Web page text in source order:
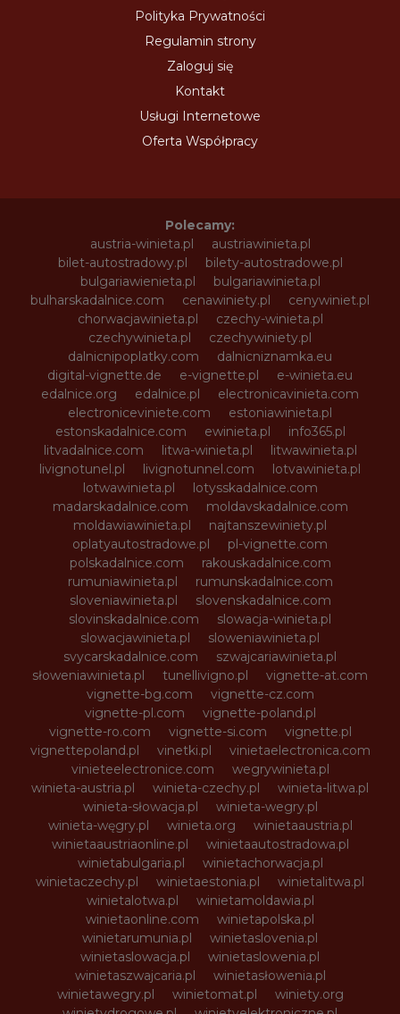
Polityka Prywatności
Regulamin strony
Zaloguj się
Kontakt
Usługi Internetowe
Oferta Współpracy
Polecamy:
austria-winieta.pl
austriawinieta.pl
bilet-autostradowy.pl
bilety-autostradowe.pl
bulgariawienieta.pl
bulgariawinieta.pl
bulharskadalnice.com
cenawiniety.pl
cenywiniet.pl
chorwacjawinieta.pl
czechy-winieta.pl
czechywinieta.pl
czechywiniety.pl
dalnicnipoplatky.com
dalnicniznamka.eu
digital-vignette.de
e-vignette.pl
e-winieta.eu
edalnice.org
edalnice.pl
electronicavinieta.com
electroniceviniete.com
estoniawinieta.pl
estonskadalnice.com
ewinieta.pl
info365.pl
litvadalnice.com
litwa-winieta.pl
litwawinieta.pl
livignotunel.pl
livignotunnel.com
lotvawinieta.pl
lotwawinieta.pl
lotysskadalnice.com
madarskadalnice.com
moldavskadalnice.com
moldawiawinieta.pl
najtanszewiniety.pl
oplatyautostradowe.pl
pl-vignette.com
polskadalnice.com
rakouskadalnice.com
rumuniawinieta.pl
rumunskadalnice.com
sloveniawinieta.pl
slovenskadalnice.com
slovinskadalnice.com
slowacja-winieta.pl
slowacjawinieta.pl
sloweniawinieta.pl
svycarskadalnice.com
szwajcariawinieta.pl
słoweniawinieta.pl
tunellivigno.pl
vignette-at.com
vignette-bg.com
vignette-cz.com
vignette-pl.com
vignette-poland.pl
vignette-ro.com
vignette-si.com
vignette.pl
vignettepoland.pl
vinetki.pl
vinietaelectronica.com
vinieteelectronice.com
wegrywinieta.pl
winieta-austria.pl
winieta-czechy.pl
winieta-litwa.pl
winieta-słowacja.pl
winieta-wegry.pl
winieta-węgry.pl
winieta.org
winietaaustria.pl
winietaaustriaonline.pl
winietaautostradowa.pl
winietabulgaria.pl
winietachorwacja.pl
winietaczechy.pl
winietaestonia.pl
winietalitwa.pl
winietalotwa.pl
winietamoldawia.pl
winietaonline.com
winietapolska.pl
winietarumunia.pl
winietaslovenia.pl
winietaslowacja.pl
winietaslowenia.pl
winietaszwajcaria.pl
winietasłowenia.pl
winietawegry.pl
winietomat.pl
winiety.org